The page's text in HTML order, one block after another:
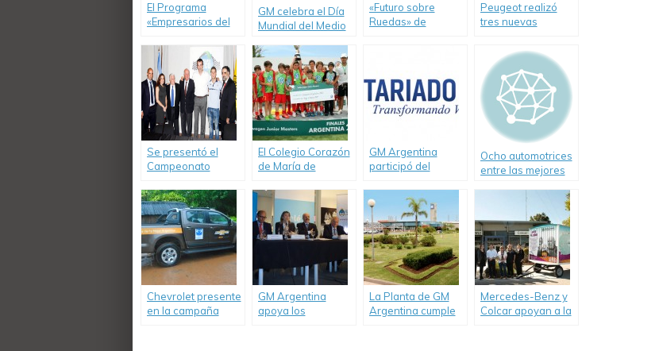
El Programa
«Empresarios del
Argentina cumple 8
años apostando a
la educación
empresaria de los
jóvenes
GM celebra el Día
Mundial del Medio
«Futuro sobre
Ruedas» de
Peugeot realizó
tres nuevas
autos a escuelas
técnicas de la
Ciudad de Buenos
Aires
Se presentó el
Campeonato
Ecológicos, Desafío
Eco 2013
El Colegio Corazón
de María de
campeón nacional
de la «Volkswagen
Junior Masters».
GM Argentina
participó del
«Nochebuena para
Todos».
Ocho automotrices
entre las mejores
Chevrolet presente
en la campaña
GM Argentina
apoya los
La Planta de GM
Argentina cumple
Mercedes-Benz y
Colcar apoyan a la